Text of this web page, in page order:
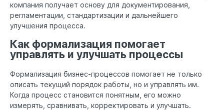
компания получает основу для документирования,
регламентации, стандартизации и дальнейшего
улучшения процесса.
Как формализация помогает
управлять и улучшать процессы
Формализация бизнес-процессов помогает не только
описать текущий порядок работы, но и управлять им.
Когда процесс становится понятным, его можно
измерять, сравнивать, корректировать и улучшать.